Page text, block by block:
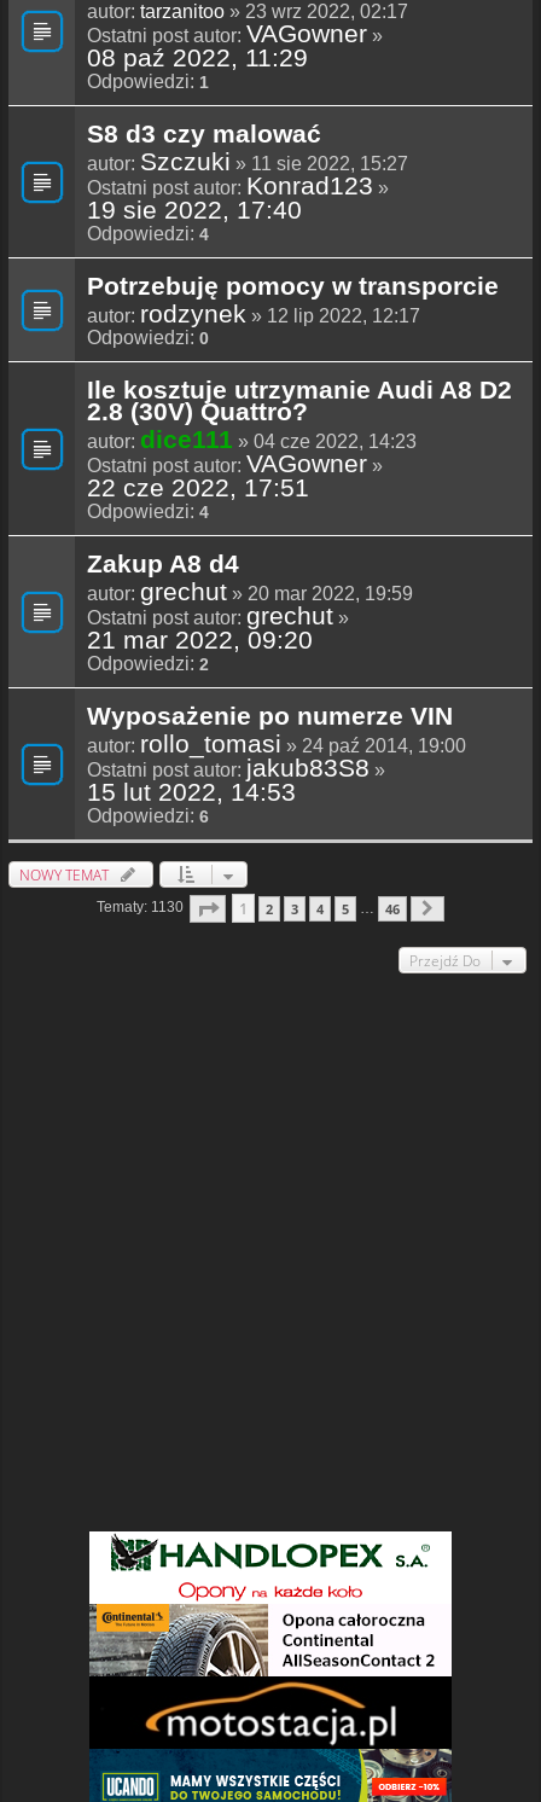
autor: tarzanitoo » 23 wrz 2022, 02:17
Ostatni post autor: VAGowner »
08 paź 2022, 11:29
Odpowiedzi: 1
S8 d3 czy malować
autor: Szczuki » 11 sie 2022, 15:27
Ostatni post autor: Konrad123 »
19 sie 2022, 17:40
Odpowiedzi: 4
Potrzebuję pomocy w transporcie
autor: rodzynek » 12 lip 2022, 12:17
Odpowiedzi: 0
Ile kosztuje utrzymanie Audi A8 D2
2.8 (30V) Quattro?
autor: dice111 » 04 cze 2022, 14:23
Ostatni post autor: VAGowner »
22 cze 2022, 17:51
Odpowiedzi: 4
Zakup A8 d4
autor: grechut » 20 mar 2022, 19:59
Ostatni post autor: grechut »
21 mar 2022, 09:20
Odpowiedzi: 2
Wyposażenie po numerze VIN
autor: rollo_tomasi » 24 paź 2014, 19:00
Ostatni post autor: jakub83S8 »
15 lut 2022, 14:53
Odpowiedzi: 6
NOWY TEMAT
Tematy: 1130 Strona1 46
1 2 3 4 5 … 46
Przejdź Do